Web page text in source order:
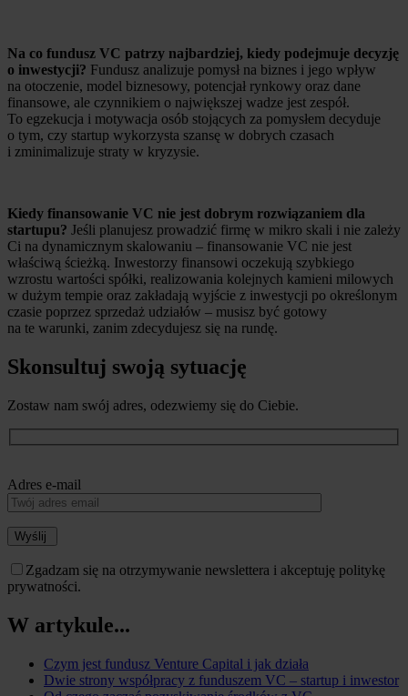
Na co fundusz VC patrzy najbardziej, kiedy podejmuje decyzję
o inwestycji? Fundusz analizuje pomysł na biznes i jego wpływ
na otoczenie, model biznesowy, potencjał rynkowy oraz dane
finansowe, ale czynnikiem o największej wadze jest zespół.
To egzekucja i motywacja osób stojących za pomysłem decyduje
o tym, czy startup wykorzysta szansę w dobrych czasach
i zminimalizuje straty w kryzysie.
Kiedy finansowanie VC nie jest dobrym rozwiązaniem dla
startupu? Jeśli planujesz prowadzić firmę w mikro skali i nie zależy
Ci na dynamicznym skalowaniu – finansowanie VC nie jest
właściwą ścieżką. Inwestorzy finansowi oczekują szybkiego
wzrostu wartości spółki, realizowania kolejnych kamieni milowych
w dużym tempie oraz zakładają wyjście z inwestycji po określonym
czasie poprzez sprzedaż udziałów – musisz być gotowy
na te warunki, zanim zdecydujesz się na rundę.
Skonsultuj swoją sytuację
Zostaw nam swój adres, odezwiemy się do Ciebie.
Adres e-mail
Wyślij
Zgadzam się na otrzymywanie newslettera i akceptuję politykę
prywatności.
W artykule...
Czym jest fundusz Venture Capital i jak działa
Dwie strony współpracy z funduszem VC – startup i inwestor